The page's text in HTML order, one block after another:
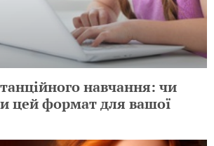
навчання: чи
цей формат для вашої